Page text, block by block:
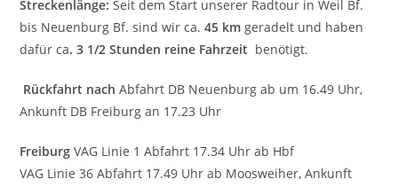
Streckenlänge:Seit dem Start unserer Radtour in Weil Bf.
bis Neuenburg Bf. sind wir ca.45 km geradelt und haben
dafür ca. 3 1/2 Stunden reine Fahrzeit benötigt.
Rückfahrt nachAbfahrt DB Neuenburg ab um 16.49 Uhr,
Ankunft DB Freiburg an 17.23 Uhr
FreiburgVAG Linie 1 Abfahrt 17.34 Uhr ab Hbf
VAG Linie 36 Abfahrt 17.49 Uhr ab Moosweiher, Ankunft